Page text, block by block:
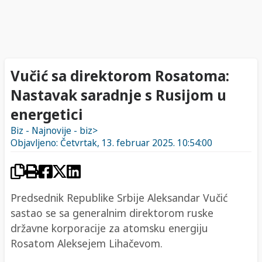
Vučić sa direktorom Rosatoma:
Nastavak saradnje s Rusijom u
energetici
Biz - Najnovije - biz>
Objavljeno: Četvrtak, 13. februar 2025. 10:54:00
Predsednik Republike Srbije Aleksandar Vučić
sastao se sa generalnim direktorom ruske
državne korporacije za atomsku energiju
Rosatom Aleksejem Lihačevom.